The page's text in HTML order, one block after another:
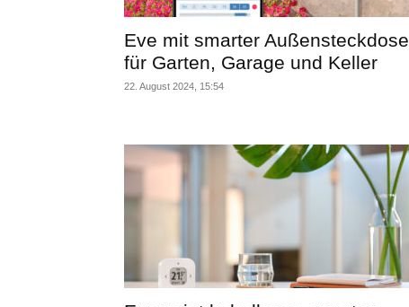
Eve mit smarter Außensteckdose
für Garten, Garage und Keller
22. August 2024, 15:54